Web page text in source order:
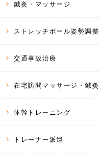
鍼灸・マッサージ
ストレッチポール姿勢調整
交通事故治療
在宅訪問マッサージ・鍼灸
体幹トレーニング
トレーナー派遣